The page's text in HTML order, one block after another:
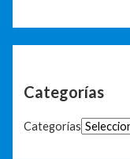
Categorías
Categorías